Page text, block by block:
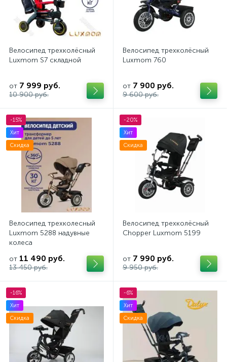
Велосипед трехколёсный
Luxmom S7 складной
от 7 999 руб.
10 900 руб.
Велосипед трехколёсный
Luxmom 760
от 7 900 руб.
9 600 руб.
-15%
Хит
Скидка
Велосипед трехколесный
Luxmom 5288 надувные
колеса
от 11 490 руб.
13 450 руб.
-20%
Хит
Скидка
Велосипед трехколёсный
Chopper Luxmom 5199
от 7 990 руб.
9 950 руб.
-16%
Хит
Скидка
-6%
Хит
Скидка